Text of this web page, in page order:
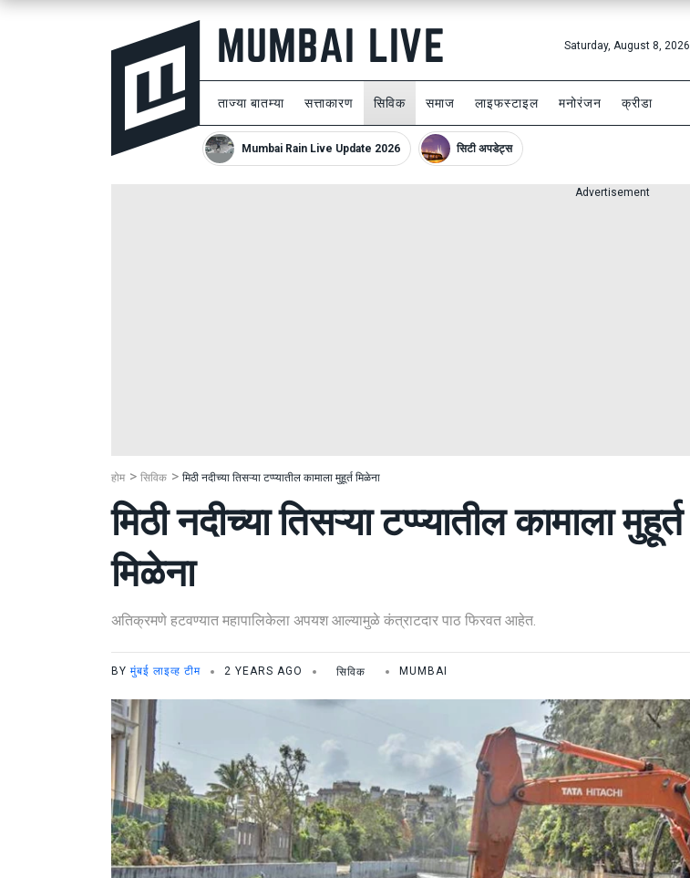
Saturday, August 8, 2026
ताज्या बातम्या सत्ताकारण सिविक समाज लाइफस्टाइल मनोरंजन क्रीडा
Mumbai Rain Live Update 2026 सिटी अपडेट्स
Advertisement
होम सिविक मिठी नदीच्या तिसऱ्या टप्प्यातील कामाला मुहूर्त मिळेना
मिठी नदीच्या तिसऱ्या टप्प्यातील कामाला मुहूर्त
मिळेना
अतिक्रमणे हटवण्यात महापालिकेला अपयश आल्यामुळे कंत्राटदार पाठ फिरवत आहेत.
BY मुंबई लाइव्ह टीम 2 YEARS AGO सिविक MUMBAI